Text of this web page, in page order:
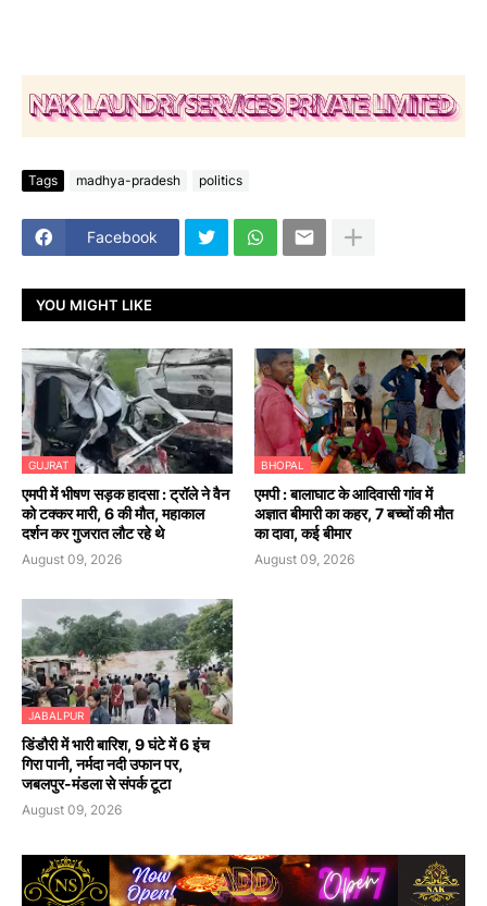
Tags madhya-pradesh politics
Facebook
YOU MIGHT LIKE
GUJRAT
एमपी में भीषण सड़क हादसा : ट्रॉले ने वैन
को टक्कर मारी, 6 की मौत, महाकाल
दर्शन कर गुजरात लौट रहे थे
August 09, 2026
BHOPAL
एमपी : बालाघाट के आदिवासी गांव में
अज्ञात बीमारी का कहर, 7 बच्चों की मौत
का दावा, कई बीमार
August 09, 2026
JABALPUR
डिंडौरी में भारी बारिश, 9 घंटे में 6 इंच
गिरा पानी, नर्मदा नदी उफान पर,
जबलपुर-मंडला से संपर्क टूटा
August 09, 2026